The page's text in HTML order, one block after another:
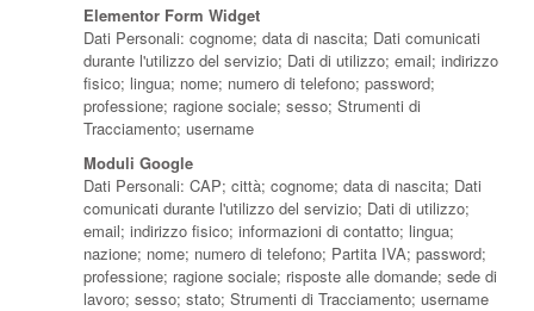
Elementor Form Widget
Dati Personali: cognome; data di nascita; Dati comunicati
durante l'utilizzo del servizio; Dati di utilizzo; email; indirizzo
fisico; lingua; nome; numero di telefono; password;
professione; ragione sociale; sesso; Strumenti di
Tracciamento; username
Moduli Google
Dati Personali: CAP; città; cognome; data di nascita; Dati
comunicati durante l'utilizzo del servizio; Dati di utilizzo;
email; indirizzo fisico; informazioni di contatto; lingua;
nazione; nome; numero di telefono; Partita IVA; password;
professione; ragione sociale; risposte alle domande; sede di
lavoro; sesso; stato; Strumenti di Tracciamento; username